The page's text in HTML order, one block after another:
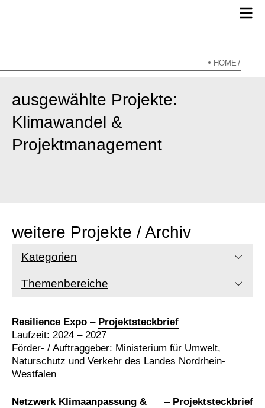
HOME /
ausgewählte Projekte:
Klimawandel &
Projektmanagement
weitere Projekte / Archiv
Kategorien
Themenbereiche
Resilience Expo – Projektsteckbrief
Laufzeit: 2024 – 2027
Förder- / Auftraggeber: Ministerium für Umwelt,
Naturschutz und Verkehr des Landes Nordrhein-
Westfalen
Netzwerk Klimaanpassung &
– Projektsteckbrief